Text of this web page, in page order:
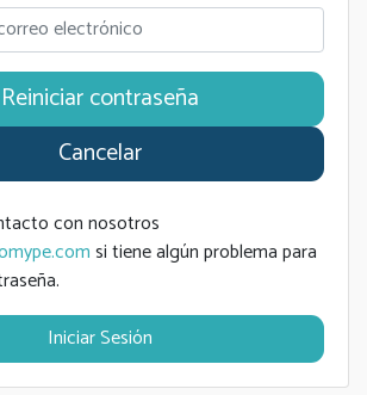
Cancelar
con nosotros
si tiene algún problema para
Iniciar Sesión